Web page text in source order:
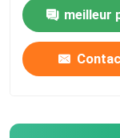
meilleur